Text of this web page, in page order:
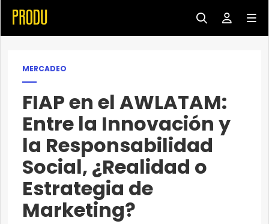
MERCADEO
FIAP en el AWLATAM:
Entre la Innovación y
la Responsabilidad
Social, ¿Realidad o
Estrategia de
Marketing?